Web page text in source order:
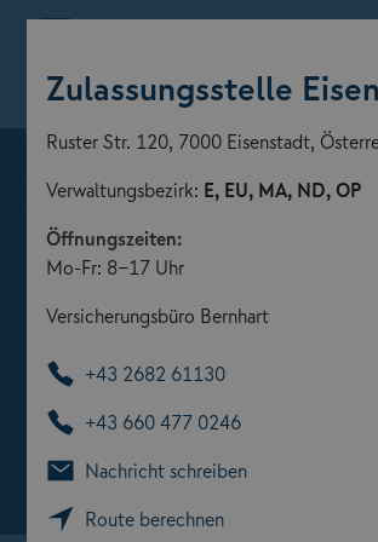
Zulassungsstelle finden
Zulassungsstellen der
Zulassungsstelle
Ruster Str. 120, 7000 Eisenstadt,
Verwaltungsbezirk: E, EU, MA, ND, OP
Öffnungszeiten:
Mo-Fr: 8-17 Uhr
Versicherungsbüro Bernhart
+43 2682 61130
+43 660 477 0246
Nachricht schreiben
Route berechnen